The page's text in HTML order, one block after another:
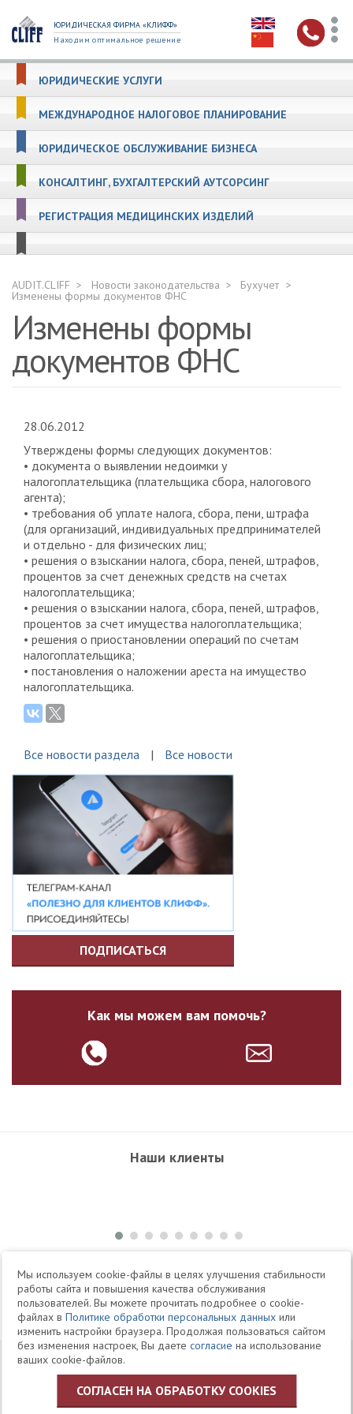
ЮРИДИЧЕСКАЯ ФИРМА «КЛИФФ»
Находим оптимальное решение
ЮРИДИЧЕСКИЕ УСЛУГИ
МЕЖДУНАРОДНОЕ НАЛОГОВОЕ ПЛАНИРОВАНИЕ
ЮРИДИЧЕСКОЕ ОБСЛУЖИВАНИЕ БИЗНЕСА
КОНСАЛТИНГ, БУХГАЛТЕРСКИЙ АУТСОРСИНГ
РЕГИСТРАЦИЯ МЕДИЦИНСКИХ ИЗДЕЛИЙ
AUDIT.CLIFF Новости законодательства Бухучет
Изменены формы документов ФНС
Изменены формы
документов ФНС
28.06.2012
Утверждены формы следующих документов:
• документа о выявлении недоимки у
налогоплательщика (плательщика сбора, налогового
агента);
• требования об уплате налога, сбора, пени, штрафа
(для организаций, индивидуальных предпринимателей
и отдельно - для физических лиц;
• решения о взыскании налога, сбора, пеней, штрафов,
процентов за счет денежных средств на счетах
налогоплательщика;
• решения о взыскании налога, сбора, пеней, штрафов,
процентов за счет имущества налогоплательщика;
• решения о приостановлении операций по счетам
налогоплательщика;
• постановления о наложении ареста на имущество
налогоплательщика.
Все новости раздела Все новости
ПОДПИСАТЬСЯ
Как мы можем вам помочь?
Наши клиенты
+7 495 504-34-61
Telegram Max
© 1994-2026 Юридическая Фирма «Клифф»
Юридические услуги, аудит, офшоры
Политика ЗАО «Юридическая фирма «КЛИФФ» в отношении
обработки персональных данных пользователей
Мы используем cookie-файлы в целях улучшения стабильности
работы сайта и повышения качества обслуживания
пользователей. Вы можете прочитать подробнее о cookie-
файлах вПолитике обработки персональных данных или
изменить настройки браузера. Продолжая пользоваться сайтом
без изменения настроек, Вы даетесогласие на использование
ваших cookie-файлов.
СОГЛАСЕН НА ОБРАБОТКУ COOKIES